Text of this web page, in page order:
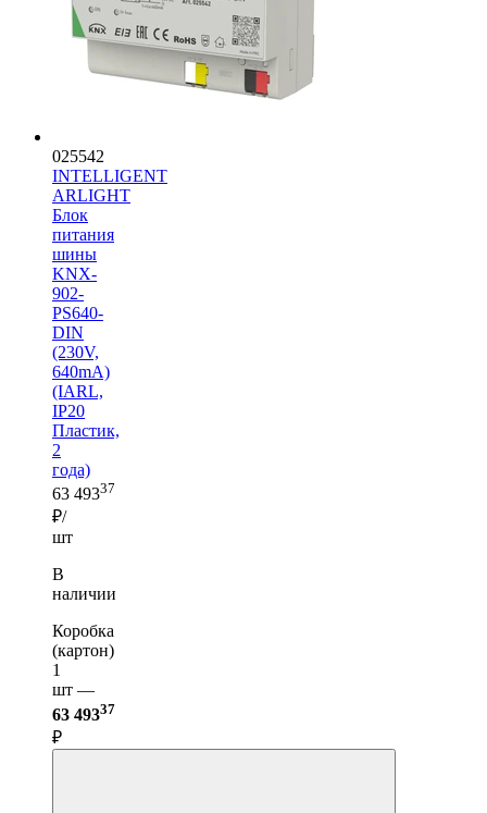
025542
INTELLIGENT
ARLIGHT
Блок
питания
шины
KNX-
902-
PS640-
DIN
(230V,
640mA)
(IARL,
IP20
Пластик,
2
года)
63 49337
₽/
шт
В
наличии
Коробка
(картон)
1
шт —
63 49337
₽